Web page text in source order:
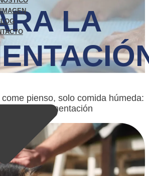
LA
pienso, solo comida húmeda:
para la alimentación